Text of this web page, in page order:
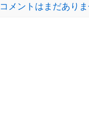
コメントはまだあり